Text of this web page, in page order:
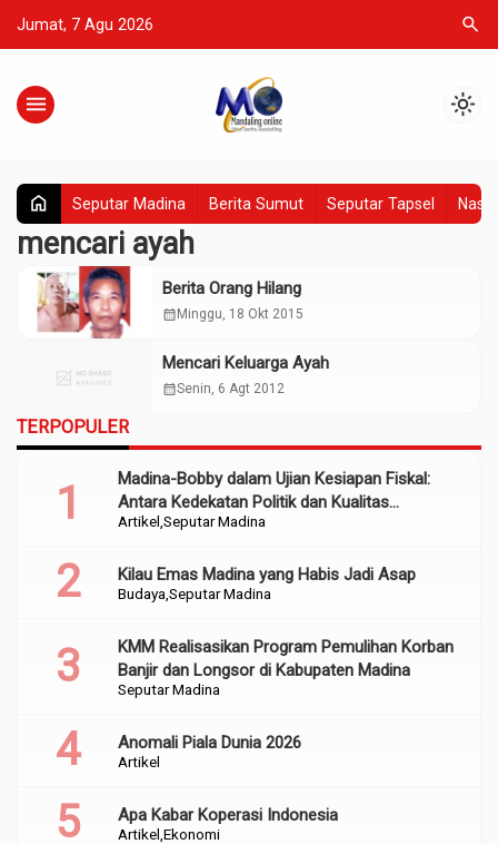
Jumat, 7 Agu 2026 search
menu light_mode
home Seputar Madina Berita Sumut Seputar Tapsel
mencari ayah
Berita Orang Hilang
calendar_month Minggu, 18 Okt 2015
Mencari Keluarga Ayah
calendar_monthSenin, 6 Agt 2012
TERPOPULER
Artikel Seputar Madina
Madina-Bobby dalam Ujian Kesiapan Fiskal:
Antara Kedekatan Politik dan Kualitas
Perencanaan
Budaya Seputar Madina
Kilau Emas Madina yang Habis Jadi Asap
Seputar Madina
KMM Realisasikan Program Pemulihan Korban
Banjir dan Longsor di Kabupaten Madina
Artikel
Anomali Piala Dunia 2026
Artikel Ekonomi
Apa Kabar Koperasi Indonesia